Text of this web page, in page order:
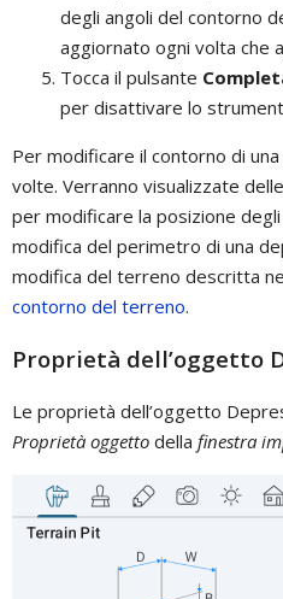
degli angoli del contorno
aggiornato ogni volta che
Tocca il pulsante
per disattivare lo
Per modificare il contorno di
volte. Verranno visualizzate
per modificare la posizione
modifica del perimetro di una
modifica del terreno descritta
contorno del terreno.
Proprietà dell’oggetto
Le proprietà dell’oggetto
Proprietà oggetto della finestra